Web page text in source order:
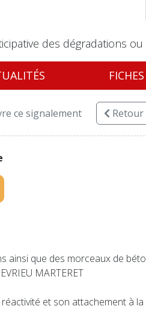
des dégradations
ce signalement Retour
ainsi que des morceaux de
MARTERET
et son attachement à la